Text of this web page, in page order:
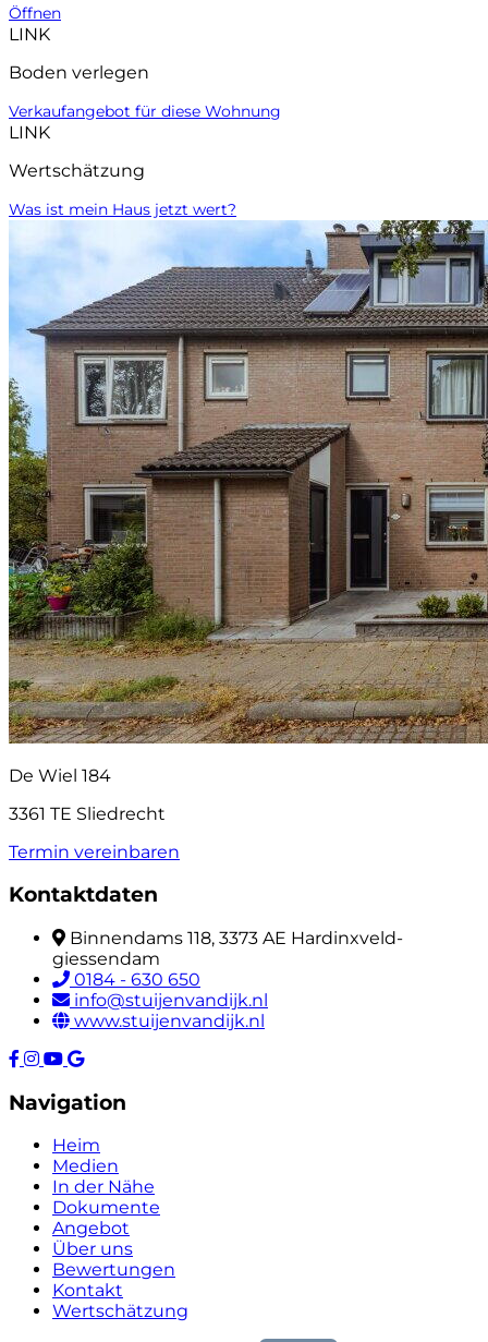
Öffnen
LINK
Boden verlegen
Verkaufangebot für diese Wohnung
LINK
Wertschätzung
Was ist mein Haus jetzt wert?
De Wiel 184
3361 TE Sliedrecht
Termin vereinbaren
Kontaktdaten
Binnendams 118, 3373 AE Hardinxveld-
giessendam
0184 - 630 650
info@stuijenvandijk.nl
www.stuijenvandijk.nl
Navigation
Heim
Medien
In der Nähe
Dokumente
Angebot
Über uns
Bewertungen
Kontakt
Wertschätzung